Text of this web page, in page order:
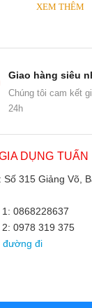
XEM THÊM
Giao hàng siêu
Chúng tôi cam kết
24h
DỤNG
Số 315 Giảng Võ,
1: 0868228637
2: 0978 319 375
đường đi